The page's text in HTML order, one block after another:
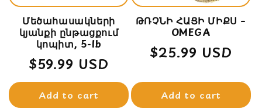
Մեծահասակների
կյանքի ընթացքում
կոպիտ, 5-lb
Regular
price
$59.99 USD
Add to cart
ԹՌՉՆԻ ՀԱՑԻ ՄԻՔՍ –
OMEGA
Regular
$25.99 USD
Add to cart